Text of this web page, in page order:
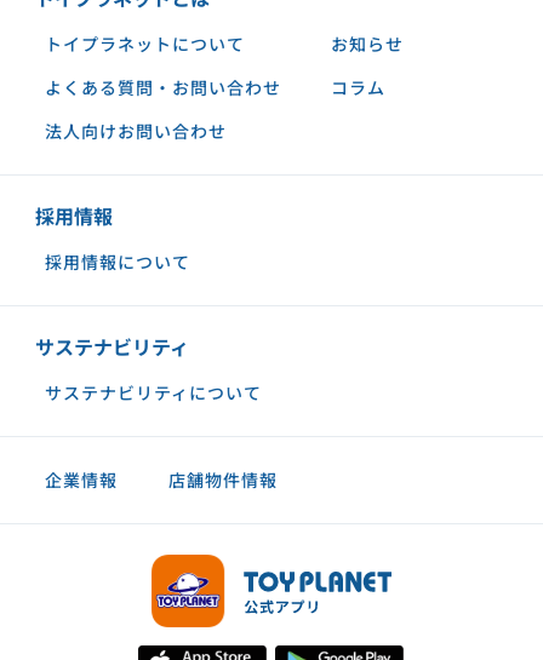
トイプラネットについて
お知らせ
よくある質問・お問い合わせ
コラム
法人向けお問い合わせ
採用情報
採用情報について
サステナビリティ
サステナビリティについて
企業情報 店舗物件情報